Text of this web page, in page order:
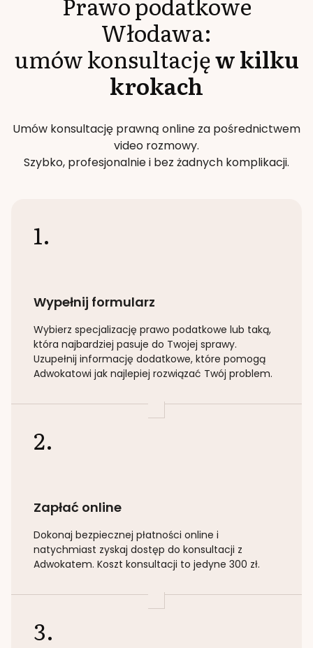
Włodawa:
umów konsultacjęw kilku
krokach
Umów konsultację prawną online za pośrednictwem
video rozmowy.
Szybko, profesjonalnie i bez żadnych komplikacji.
1.
Wypełnij formularz
Wybierz specjalizację prawo podatkowe lub taką,
która najbardziej pasuje do Twojej sprawy.
Uzupełnij informację dodatkowe, które pomogą
Adwokatowi jak najlepiej rozwiązać Twój problem.
2.
Zapłać online
Dokonaj bezpiecznej płatności online i
natychmiast zyskaj dostęp do konsultacji z
Adwokatem. Koszt konsultacji to jedyne 300 zł.
3.